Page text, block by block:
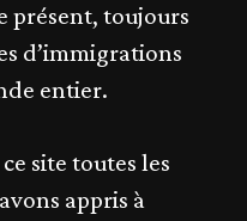
présent, toujours
d’immigrations
entier.
site toutes les
appris à